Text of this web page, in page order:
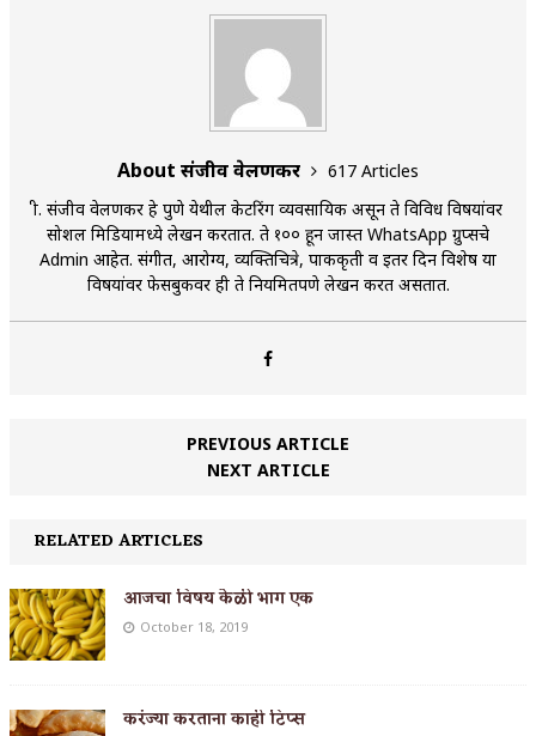
About संजीव वेलणकर
617 Articles
श्री. संजीव वेलणकर हे पुणे येथील केटरिंग व्यवसायिक असून ते विविध विषयांवर
सोशल मिडियामध्ये लेखन करतात. ते १०० हून जास्त WhatsApp ग्रुप्सचे
Admin आहेत. संगीत, आरोग्य, व्यक्तिचित्रे, पाककृती व इतर दिन विशेष या
विषयांवर फेसबुकवर ही ते नियमितपणे लेखन करत असतात.
PREVIOUS ARTICLE
NEXT ARTICLE
RELATED ARTICLES
आजचा विषय केळी भाग एक
October 18, 2019
करंज्या करताना काही टिप्स